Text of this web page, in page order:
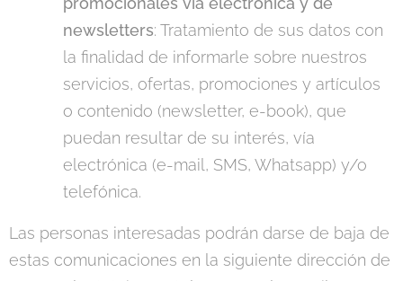
newsletters: Tratamiento de sus datos con
la finalidad de informarle sobre nuestros
servicios, ofertas, promociones y artículos
o contenido (newsletter, e-book), que
puedan resultar de su interés, vía
electrónica (e-mail, SMS, Whatsapp) y/o
telefónica.
Las personas interesadas podrán darse de baja de
estas comunicaciones en la siguiente dirección de